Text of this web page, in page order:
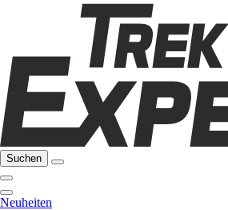
Suchen
Neuheiten